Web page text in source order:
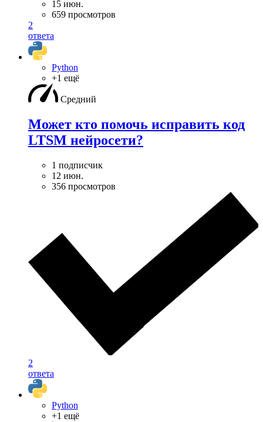
15 июн.
659 просмотров
2
ответа
Python
+1 ещё
Средний
Может кто помочь исправить код
LTSM нейросети?
1 подписчик
12 июн.
356 просмотров
2
ответа
Python
+1 ещё